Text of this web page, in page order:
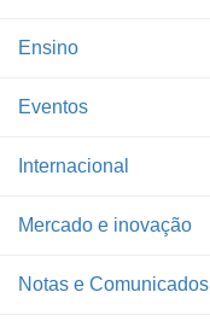
Ensino
Eventos
Internacional
Mercado e inovação
Notas e Comunicados